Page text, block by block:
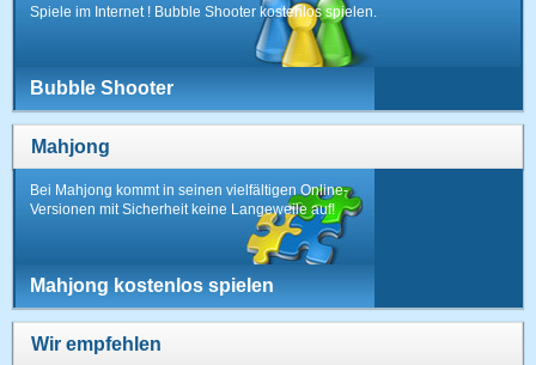
Spiele im Internet ! Bubble Shooter kostenlos spielen.
Bubble Shooter
Mahjong
Bei Mahjong kommt in seinen vielfältigen Online-
Versionen mit Sicherheit keine Langeweile auf!
Mahjong kostenlos spielen
Wir empfehlen